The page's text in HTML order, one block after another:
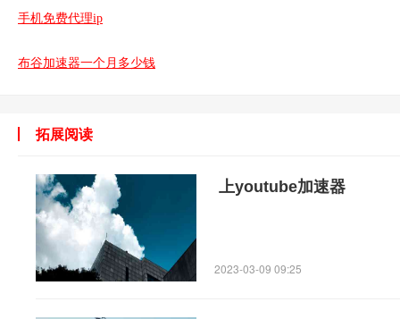
手机免费代理ip
布谷加速器一个月多少钱
拓展阅读
上youtube加速器
2023-03-09 09:25